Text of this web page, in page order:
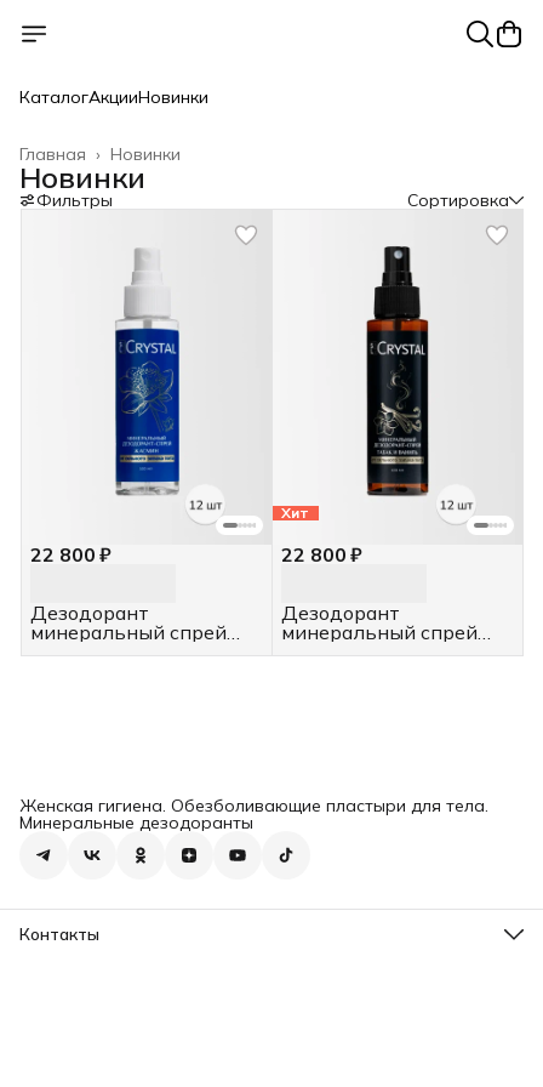
КаталогАкцииНовинки
Новинки
Главная ›
Новинки
Фильтры Сортировка
22 800 ₽
Дезодорант
минеральный спрей
"Жасмин", 12 шт, 100 мл
Хит
22 800 ₽
Дезодорант
минеральный спрей
"Табак и ваниль", 12 шт,
Женская гигиена. Обезболивающие пластыри для тела.
Минеральные дезодоранты
Контакты